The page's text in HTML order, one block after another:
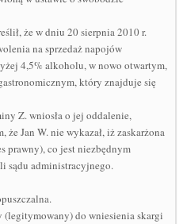
że w dniu 20 sierpnia 2010 r.
na sprzedaż napojów
4,5% alkoholu, w nowo otwartym,
który znajduje się
Z. wniosła o jej oddalenie,
Jan W. nie wykazał, iż zaskarżona
prawny), co jest niezbędnym
sądu administracyjnego.
(legitymowany) do wniesienia skargi